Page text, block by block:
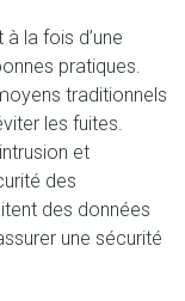
la fois d’une
pratiques.
traditionnels
les fuites.
et
des
des données
une sécurité